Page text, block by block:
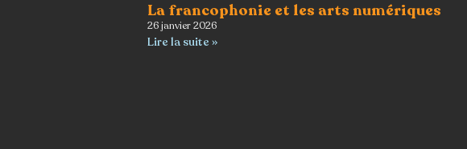
La francophonie et les arts numériques
26 janvier 2026
Lire la suite »